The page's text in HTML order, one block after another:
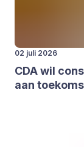
02 juli 2026
CDAwil
aan